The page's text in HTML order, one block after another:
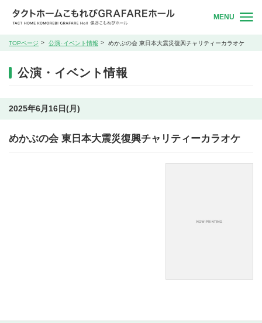
MENU
TOPページ 公演･イベント情報 めかぶの会 東日本大震災復興チャリティーカラオケ
公演・イベント情報
2025年6月16日(月)
めかぶの会 東日本大震災復興チャリティーカラオケ